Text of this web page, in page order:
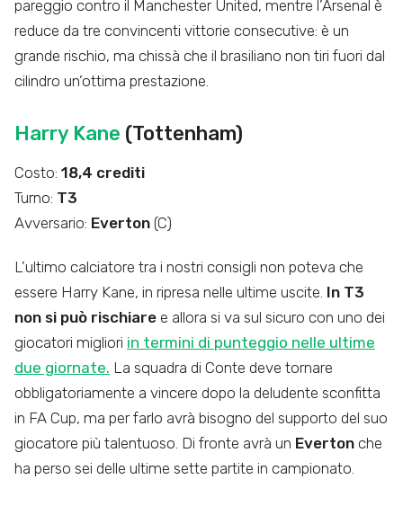
pareggio contro il Manchester United, mentre l’Arsenal è
reduce da tre convincenti vittorie consecutive: è un
grande rischio, ma chissà che il brasiliano non tiri fuori dal
cilindro un’ottima prestazione.
Harry Kane (Tottenham)
Costo: 18,4 crediti
Turno: T3
Avversario: Everton (C)
L’ultimo calciatore tra i nostri consigli non poteva che
essere Harry Kane, in ripresa nelle ultime uscite. In T3
non si può rischiare e allora si va sul sicuro con uno dei
giocatori migliori in termini di punteggio nelle ultime
due giornate. La squadra di Conte deve tornare
obbligatoriamente a vincere dopo la deludente sconfitta
in FA Cup, ma per farlo avrà bisogno del supporto del suo
giocatore più talentuoso. Di fronte avrà un Everton che
ha perso sei delle ultime sette partite in campionato.